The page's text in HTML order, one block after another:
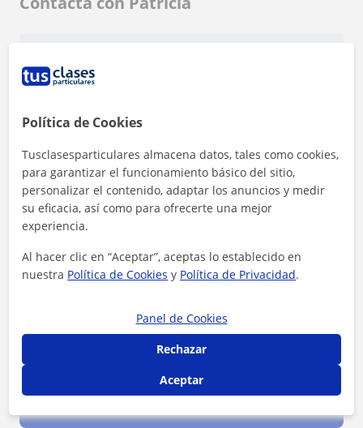
1ª clase gratis
aviso legaly de
Política de Cookies
Tusclasesparticulares almacena datos, tales como cookies,
para garantizar el funcionamiento básico del sitio,
personalizar el contenido, adaptar los anuncios y medir
su eficacia, así como para ofrecerte una mejor
experiencia.
Al hacer clic en “Aceptar”, aceptas lo establecido en
nuestra Política de Cookies y Política de Privacidad.
Panel de Cookies
Rechazar
Aceptar